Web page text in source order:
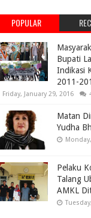
POPULAR
Bupati
Indikasi
2011-
Friday, January 29, 2016
Matan
Yudha
Pelaku
Talang
AMKL